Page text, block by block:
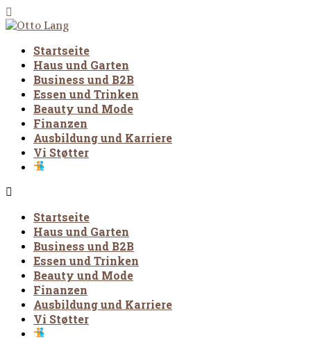
Startseite
Haus und Garten
Business und B2B
Essen und Trinken
Beauty und Mode
Finanzen
Ausbildung und Karriere
Vi Støtter
Startseite
Haus und Garten
Business und B2B
Essen und Trinken
Beauty und Mode
Finanzen
Ausbildung und Karriere
Vi Støtter